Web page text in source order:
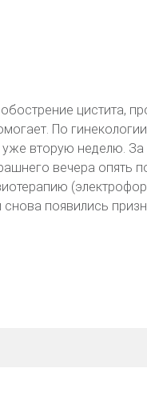
цистита,
По
уже вторую неделю.
вечера опять
появились